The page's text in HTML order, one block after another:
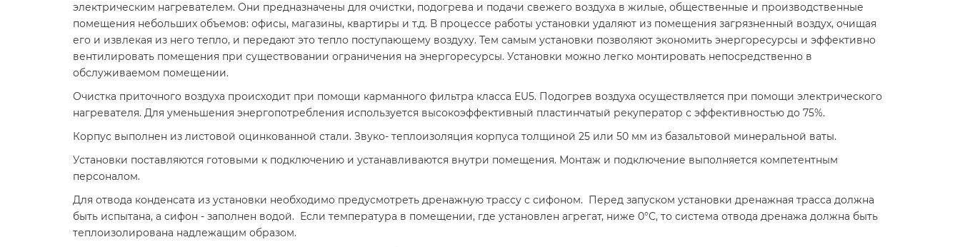
электрическим нагревателем. Они предназначены для очистки, подогрева и подачи свежего воздуха в жилые, общественные и производственные
помещения небольших объемов: офисы, магазины, квартиры и т.д. В процессе работы установки удаляют из помещения загрязненный воздух, очищая
его и извлекая из него тепло, и передают это тепло поступающему воздуху. Тем самым установки позволяют экономить энергоресурсы и эффективно
вентилировать помещения при существовании ограничения на энергоресурсы. Установки можно легко монтировать непосредственно в
обслуживаемом помещении.
Очистка приточного воздуха происходит при помощи карманного фильтра класса EU5. Подогрев воздуха осуществляется при помощи электрического
нагревателя. Для уменьшения энергопотребления используется высокоэффективный пластинчатый рекуператор с эффективностью до 75%.
Корпус выполнен из листовой оцинкованной стали. Звуко- теплоизоляция корпуса толщиной 25 или 50 мм из базальтовой минеральной ваты.
Установки поставляются готовыми к подключению и устанавливаются внутри помещения. Монтаж и подключение выполняется компетентным
персоналом.
Для отвода конденсата из установки необходимо предусмотреть дренажную трассу с сифоном. Перед запуском установки дренажная трасса должна
быть испытана, а сифон - заполнен водой. Если температура в помещении, где установлен агрегат, ниже 0°С, то система отвода дренажа должна быть
теплоизолирована надлежащим образом.